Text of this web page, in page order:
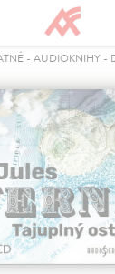
- AUDIOKNIHY -